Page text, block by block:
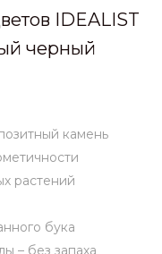
IDEALIST
черный
камень
растений
бука
– без запаха